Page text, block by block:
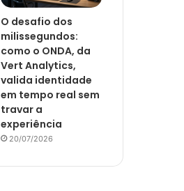
O desafio dos
milissegundos:
como o ONDA, da
Vert Analytics,
valida identidade
em tempo real sem
travar a
experiência
20/07/2026